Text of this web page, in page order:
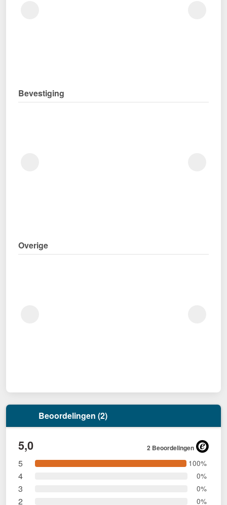
Bevestiging
Overige
Beoordelingen (2)
5,0 2 Beoordelingen
5 100%
4 0%
3 0%
2 0%